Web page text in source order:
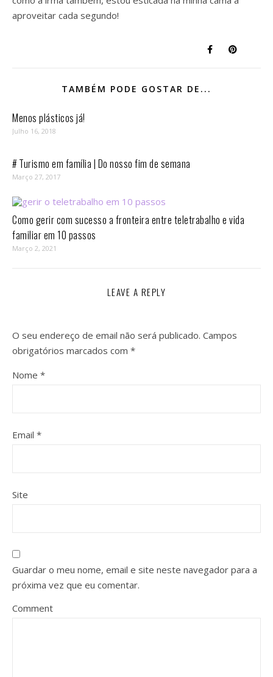
aproveitar cada segundo!
TAMBÉM PODE GOSTAR DE...
Menos plásticos já!
Julho 16, 2018
# Turismo em família | Do nosso fim de semana
Março 27, 2017
Como gerir com sucesso a fronteira entre teletrabalho e vida
familiar em 10 passos⁣
Março 2, 2021
LEAVE A REPLY
O seu endereço de email não será publicado. Campos
obrigatórios marcados com *
Nome *
Email *
Site
Guardar o meu nome, email e site neste navegador para a
próxima vez que eu comentar.
Comment